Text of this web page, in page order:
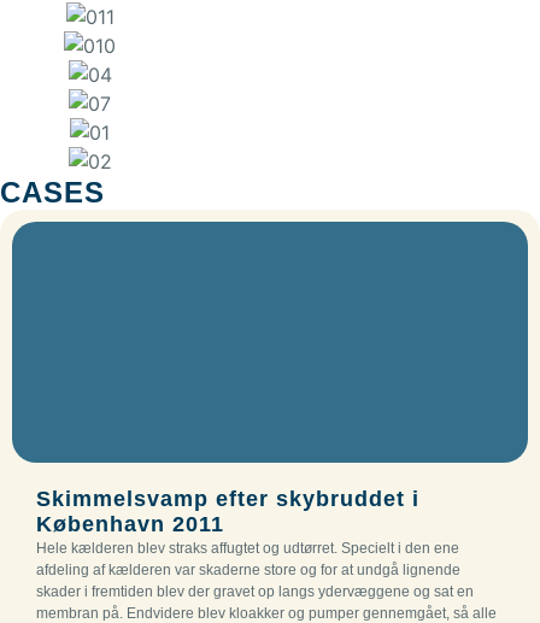
CASES
Skimmelsvamp efter skybruddet i
København 2011
Hele kælderen blev straks affugtet og udtørret. Specielt i den ene
afdeling af kælderen var skaderne store og for at undgå lignende
skader i fremtiden blev der gravet op langs ydervæggene og sat en
membran på. Endvidere blev kloakker og pumper gennemgået, så alle